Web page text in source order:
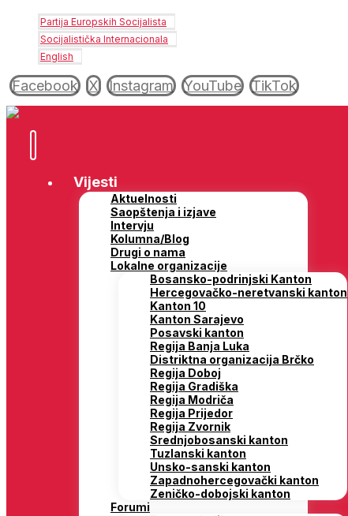
Partija Europskih Socijalista
Socijalistička Internacionala
English
Facebook X Instagram YouTube TikTok
Vijesti
Aktuelnosti
Saopštenja i izjave
Intervju
Kolumna/Blog
Drugi o nama
Lokalne organizacije
Bosansko-podrinjski Kanton
Hercegovačko-neretvanski kanton
Kanton 10
Kanton Sarajevo
Posavski kanton
Regija Banja Luka
Distriktna organizacija Brčko
Regija Doboj
Regija Gradiška
Regija Modriča
Regija Prijedor
Regija Zvornik
Srednjobosanski kanton
Tuzlanski kanton
Unsko-sanski kanton
Zapadnohercegovački kanton
Zeničko-dobojski kanton
Forumi